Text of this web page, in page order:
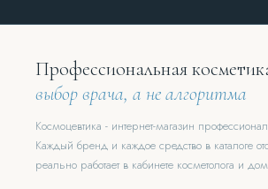
Профессиональная
выбор врача, а не алгоритма
Космоцевтика - интернет-магазин
Каждый бренд и каждое средство в каталоге
реально работает в кабинете косметолога и